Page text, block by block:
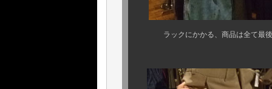
ラックにかかる、商品は全て最後ま